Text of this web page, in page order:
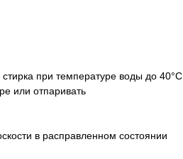
при температуре воды до 40°C
или отпаривать
в расправленном состоянии